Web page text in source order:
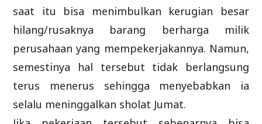
saat itu bisa menimbulkan kerugian besar
hilang/rusaknya barang berharga milik
perusahaan yang mempekerjakannya. Namun,
semestinya hal tersebut tidak berlangsung
terus menerus sehingga menyebabkan ia
selalu meninggalkan sholat Jumat.